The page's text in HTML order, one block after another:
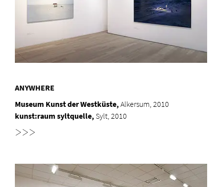
ANYWHERE
Museum Kunst der Westküste,Alkersum, 2010
kunst:raum syltquelle, Sylt, 2010
>>>